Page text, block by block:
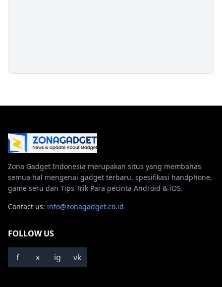
Zona Gadget Indonesia merupakan situs yang membahas
semua hal mengenai gadget terbaru, spesifikasi handphone,
game seru dan Tips Trik Para pecinta Android & iOS.
Contact us: info@zonagadget.co.id
FOLLOW US
f x ig vk